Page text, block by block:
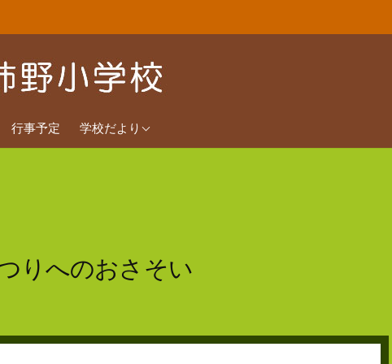
行事予定 学校だより
2026年度
りへのおさそい